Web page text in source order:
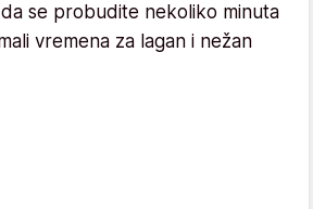
se probudite nekoliko minuta
vremena za lagan i nežan